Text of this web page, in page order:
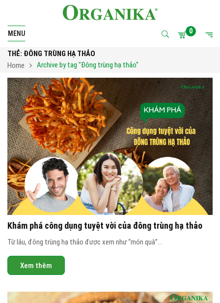
MENU 0
THẺ: ĐÔNG TRÙNG HẠ THẢO
Home
Archive by tag "Đông trùng hạ thảo"
Khám phá công dụng tuyệt vời của đông trùng hạ thảo
Từ lâu, đông trùng hạ thảo được xem như “món quà”...
Xem thêm